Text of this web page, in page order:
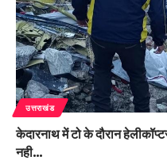
उत्तराखंड
केदारनाथ में टो के दौरान
नही…